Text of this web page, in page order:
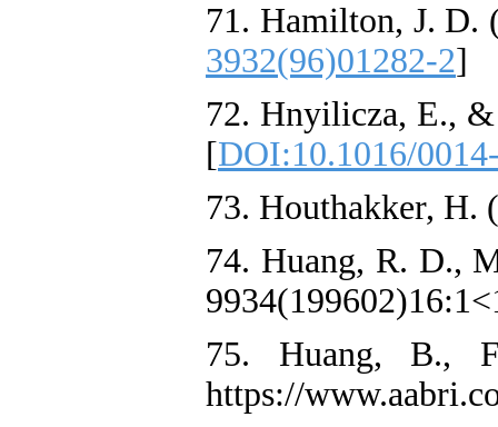
71. Hamilton, J. D.
3932(96)01282-2]
72. Hnyilicza, E., &
[DOI:10.1016/
73. Houthakker, H.
74. Huang, R. D.,
75. Huang, B.,
https://